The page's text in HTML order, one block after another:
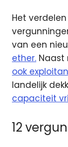
Het
van een
ether. Naast
ook
landelijk
capaciteit
12